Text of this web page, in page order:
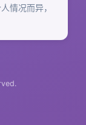
情况而异，